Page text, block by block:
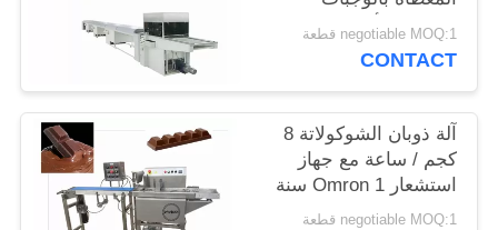
الخفيفة الأوتوماتيكية ،
عرض الحزام 400 مم
negotiable MOQ:1 قطعة
CONTACT
آلة ذوبان الشوكولاتة 8
كجم / ساعة مع جهاز
استشعار Omron 1 سنة
الضمان
negotiable MOQ:1 قطعة